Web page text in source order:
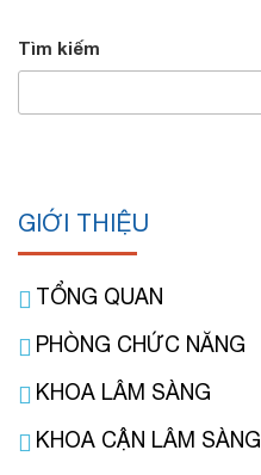
Tìm kiếm
GIỚI THIỆU
TỔNG QUAN
PHÒNG CHỨC NĂNG
KHOA LÂM SÀNG
KHOA CẬN LÂM SÀNG